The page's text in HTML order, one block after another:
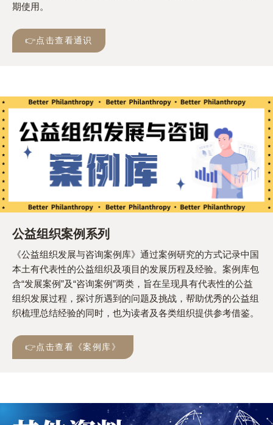
期使用。
👉点击查看通识
公益组织案例系列
《公益组织发展与咨询案例库》通过案例研究的方式记录中国
本土有代表性的公益组织及项目的发展历程及经验。案例库包
含“发展案例”及“咨询案例”两类，旨在呈现具有代表性的公益
组织发展过程，探讨所遇到的问题及挑战，帮助优秀的公益组
织梳理总结经验的同时，也为读者及各类组织提供参考借鉴。
👉点击查看《案例库》